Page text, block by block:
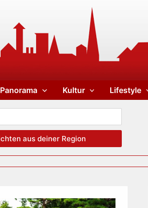
Panorama Kultur Lifestyle
aus deiner Region